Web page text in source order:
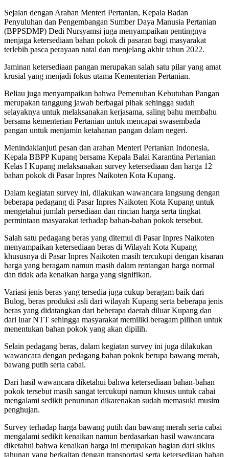
Sejalan dengan Arahan Menteri Pertanian, Kepala Badan
Penyuluhan dan Pengembangan Sumber Daya Manusia Pertanian
(BPPSDMP) Dedi Nursyamsi juga menyampaikan pentingnya
menjaga ketersediaan bahan pokok di pasaran bagi masyarakat
terlebih pasca perayaan natal dan menjelang akhir tahun 2022.
Jaminan ketersediaan pangan merupakan salah satu pilar yang amat
krusial yang menjadi fokus utama Kementerian Pertanian.
Beliau juga menyampaikan bahwa Pemenuhan Kebutuhan Pangan
merupakan tanggung jawab berbagai pihak sehingga sudah
selayaknya untuk melaksanakan kerjasama, saling bahu membahu
bersama kementerian Pertanian untuk mencapai swasembada
pangan untuk menjamin ketahanan pangan dalam negeri.
Menindaklanjuti pesan dan arahan Menteri Pertanian Indonesia,
Kepala BBPP Kupang bersama Kepala Balai Karantina Pertanian
Kelas I Kupang melaksanakan survey ketersediaan dan harga 12
bahan pokok di Pasar Inpres Naikoten Kota Kupang.
Dalam kegiatan survey ini, dilakukan wawancara langsung dengan
beberapa pedagang di Pasar Inpres Naikoten Kota Kupang untuk
mengetahui jumlah persediaan dan rincian harga serta tingkat
permintaan masyarakat terhadap bahan-bahan pokok tersebut.
Salah satu pedagang beras yang ditemui di Pasar Inpres Naikoten
menyampaikan ketersediaan beras di Wilayah Kota Kupang
khususnya di Pasar Inpres Naikoten masih tercukupi dengan kisaran
harga yang beragam namun masih dalam rentangan harga normal
dan tidak ada kenaikan harga yang signifikan.
Variasi jenis beras yang tersedia juga cukup beragam baik dari
Bulog, beras produksi asli dari wilayah Kupang serta beberapa jenis
beras yang didatangkan dari beberapa daerah diluar Kupang dan
dari luar NTT sehingga masyarakat memiliki beragam pilihan untuk
menentukan bahan pokok yang akan dipilih.
Selain pedagang beras, dalam kegiatan survey ini juga dilakukan
wawancara dengan pedagang bahan pokok berupa bawang merah,
bawang putih serta cabai.
Dari hasil wawancara diketahui bahwa ketersediaan bahan-bahan
pokok tersebut masih sangat tercukupi namun khusus untuk cabai
mengalami sedikit penurunan dikarenakan sudah memasuki musim
penghujan.
Survey terhadap harga bawang putih dan bawang merah serta cabai
mengalami sedikit kenaikan namun berdasarkan hasil wawancara
diketahui bahwa kenaikan harga ini merupakan bagian dari siklus
tahunan yang berkaitan dengan transportasi serta ketersediaan bahan